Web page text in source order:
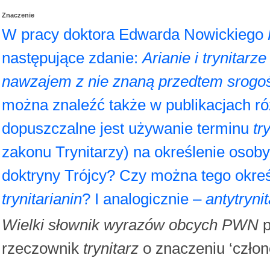
Znaczenie
W pracy doktora Edwarda Nowickiego
następujące zdanie:Arianie i
nawzajem z nie znaną przedtem
można znaleźć także w publikacjach
dopuszczalne jest używanie terminu
zakonu Trynitarzy) na określenie
doktryny Trójcy? Czy można tego
trynitarianin? I analogicznie –
Wielki słownik wyrazów obcych PWN
rzeczownik trynitarz o znaczeniu